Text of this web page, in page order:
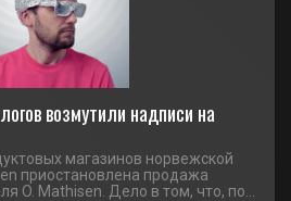
возмутили надписи на
магазинов норвежской
приостановлена продажа
O. Mathisen. Дело в том, что, по...